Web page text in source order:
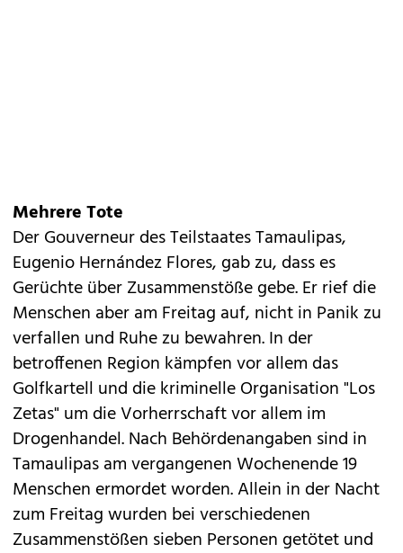
Mehrere Tote
Der Gouverneur des Teilstaates Tamaulipas,
Eugenio Hernández Flores, gab zu, dass es
Gerüchte über Zusammenstöße gebe. Er rief die
Menschen aber am Freitag auf, nicht in Panik zu
verfallen und Ruhe zu bewahren. In der
betroffenen Region kämpfen vor allem das
Golfkartell und die kriminelle Organisation "Los
Zetas" um die Vorherrschaft vor allem im
Drogenhandel. Nach Behördenangaben sind in
Tamaulipas am vergangenen Wochenende 19
Menschen ermordet worden. Allein in der Nacht
zum Freitag wurden bei verschiedenen
Zusammenstößen sieben Personen getötet und